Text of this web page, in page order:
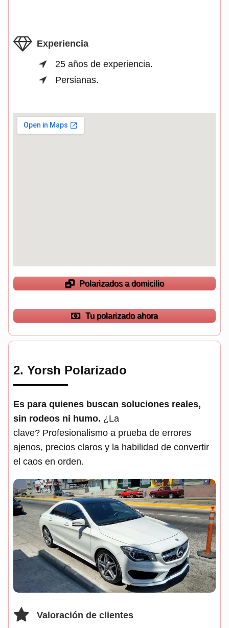
Experiencia
25 años de experiencia.
Persianas.
Polarizados a domicilio
Tu polarizado ahora
2. Yorsh Polarizado
Es para quienes buscan soluciones reales,
sin rodeos ni humo. ¿La
clave? Profesionalismo a prueba de errores
ajenos, precios claros y la habilidad de convertir
el caos en orden.
Valoración de clientes